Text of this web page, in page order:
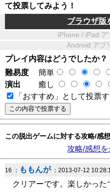
て投票してみよう！
ブラウザ版
iPhone / iPad ア
Android アプ
プレイ内容はどうでしたか？
難易度
簡単
演出
癒し
「おすすめ」として投票
この脱出ゲームに対する攻略/感
攻略/感想
16 ： ももんが：2013-07-12
クリアーです。楽しかった